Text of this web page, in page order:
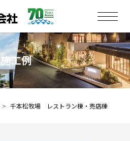
施工例
千本松牧場 レストラン棟・売店棟